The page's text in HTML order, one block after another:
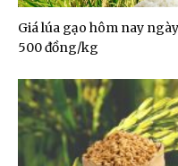
Giá lúa gạo hôm nay
500 đồng/kg